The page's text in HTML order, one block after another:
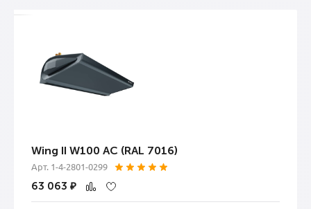
Wing II W100 AC (RAL 7016)
Арт. 1-4-2801-0299
63 063 ₽